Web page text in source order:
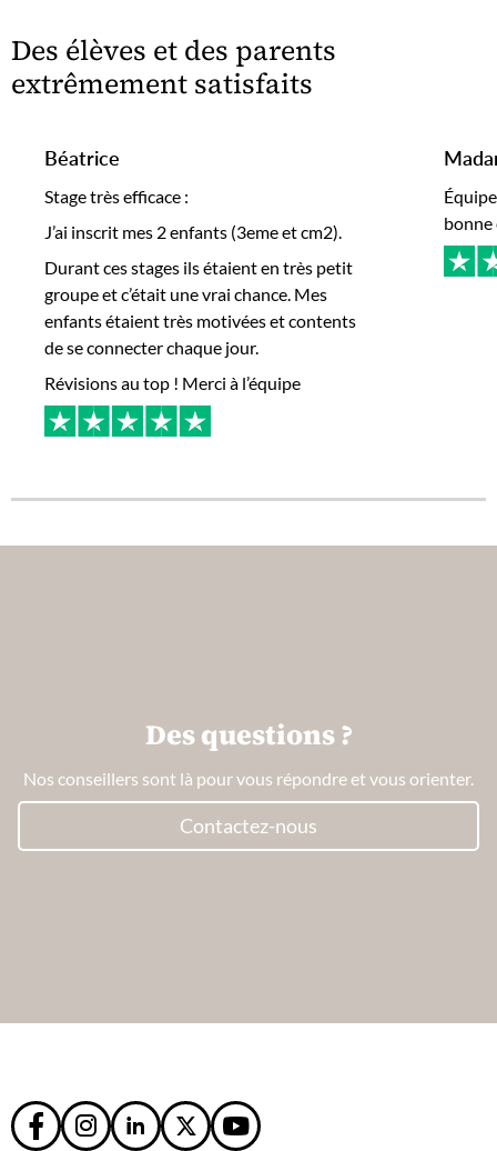
Des élèves et des parents
extrêmement satisfaits
Béatrice
Stage très efficace :
J’ai inscrit mes 2 enfants (3eme et cm2).
Durant ces stages ils étaient en très petit
groupe et c’était une vrai chance. Mes
enfants étaient très motivées et contents
de se connecter chaque jour.
Révisions au top ! Merci à l’équipe
bonne
Des questions ?
Nos conseillers sont là pour vous répondre et vous orienter.
Contactez-nous